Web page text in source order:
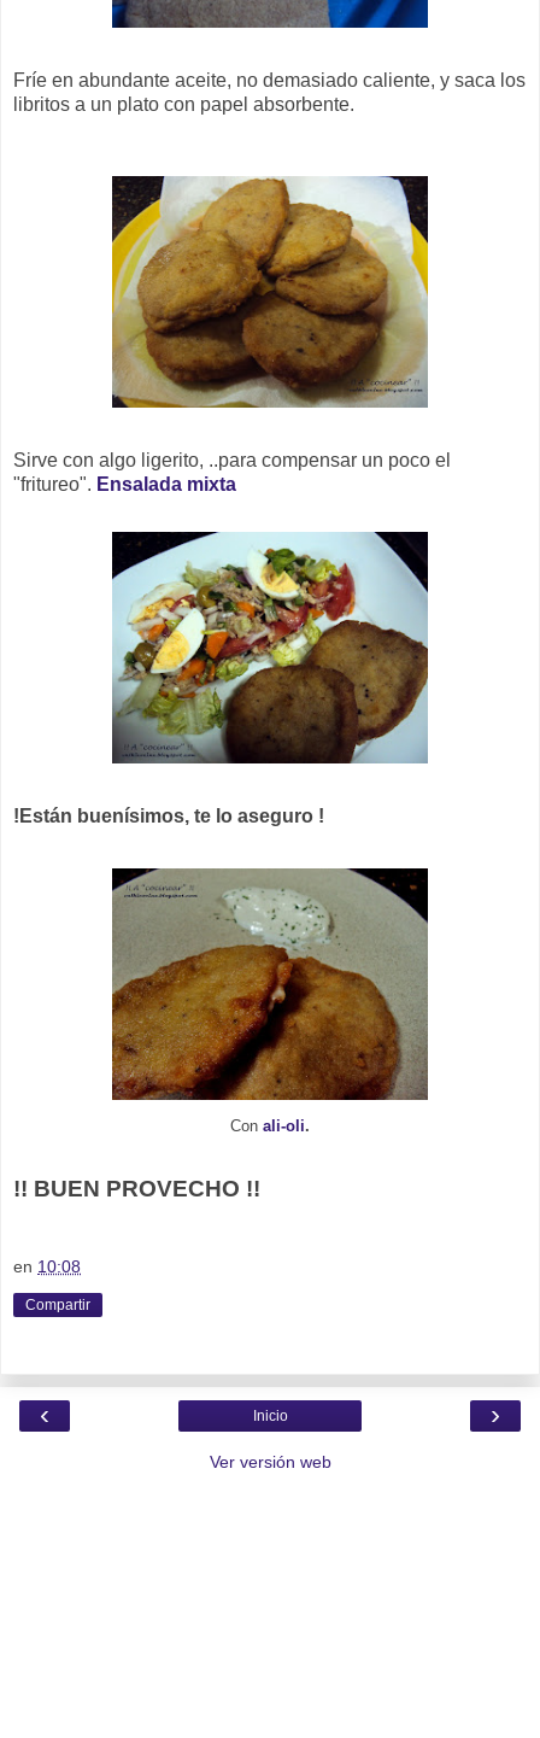
Fríe en abundante aceite, no demasiado caliente, y saca los
libritos a un plato con papel absorbente.
Sirve con algo ligerito, ..para compensar un poco el
"fritureo". Ensalada mixta
!Están buenísimos, te lo aseguro !
Con ali-oli.
!! BUEN PROVECHO !!
en 10:08
Compartir
‹ ›
Inicio
Ver versión web